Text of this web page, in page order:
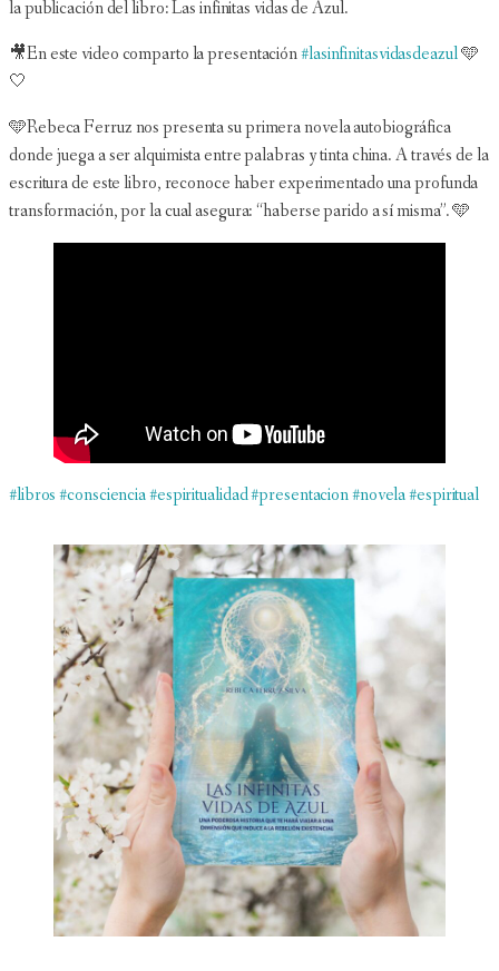
la publicación del libro: Las infinitas vidas de Azul.
🎥En este video comparto la presentación#lasinfinitasvidasdeazul🩵
🤍
🩵Rebeca Ferruz nos presenta su primera novela autobiográfica
donde juega a ser alquimista entre palabras y tinta china. A través de la
escritura de este libro, reconoce haber experimentado una profunda
transformación, por la cual asegura: “haberse parido a sí misma”. 🩵
#libros #consciencia#espiritualidad#presentacion#novela#espiritual